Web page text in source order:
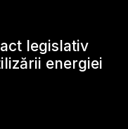
legislativ
energiei